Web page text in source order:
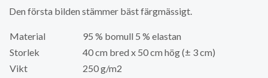
Den första bilden stämmer bäst färgmässigt.
Material
95 % bomull 5 % elastan
Storlek
40 cm bred x 50 cm hög (± 3 cm)
Vikt
250 g/m2